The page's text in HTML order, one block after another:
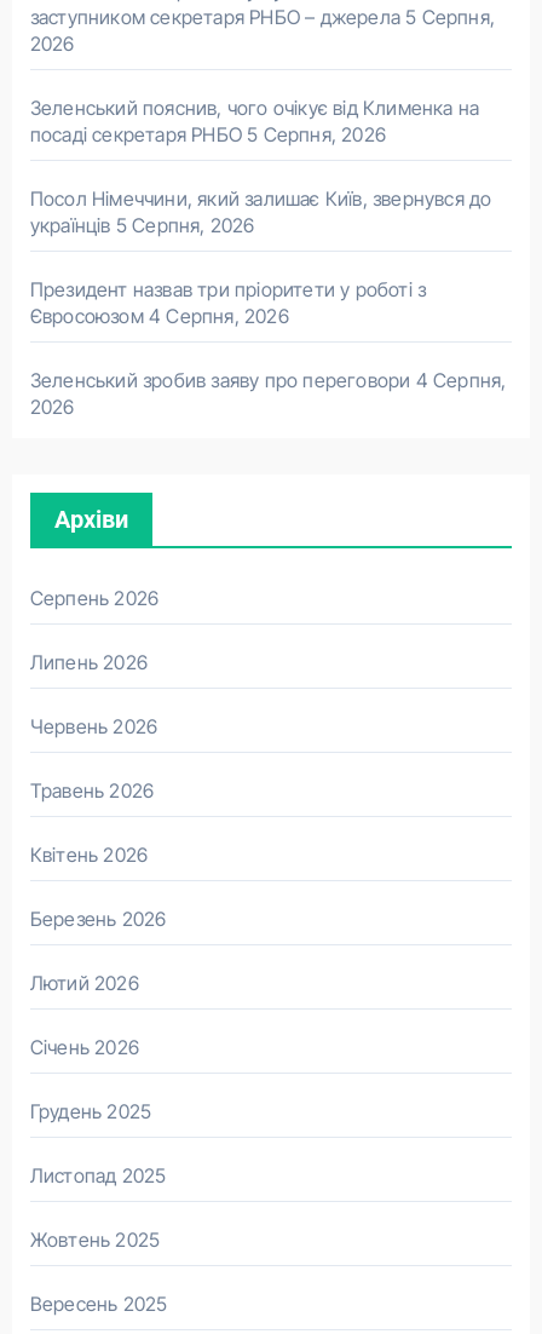
заступником секретаря РНБО – джерела 5 Серпня,
2026
Зеленський пояснив, чого очікує від Клименка на
посаді секретаря РНБО 5 Серпня, 2026
Посол Німеччини, який залишає Київ, звернувся до
українців 5 Серпня, 2026
Президент назвав три пріоритети у роботі з
Євросоюзом 4 Серпня, 2026
Зеленський зробив заяву про переговори 4 Серпня,
2026
Архіви
Серпень 2026
Липень 2026
Червень 2026
Травень 2026
Квітень 2026
Березень 2026
Лютий 2026
Січень 2026
Грудень 2025
Листопад 2025
Жовтень 2025
Вересень 2025